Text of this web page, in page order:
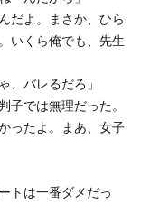
だよ。まさか、ひら
いくら俺でも、先生
、バレるだろ」
子では無理だった。
ったよ。まあ、女子
トは一番ダメだっ